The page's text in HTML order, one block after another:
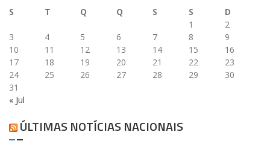
S
T Q Q S S D
« Jul
1
2
3
4 5 6 7 8
9
10
11 12 13 14 15
16
17
18 19 20 21 22
23
24
25 26 27 28 29
30
31
ÚLTIMAS NOTÍCIAS NACIONAIS